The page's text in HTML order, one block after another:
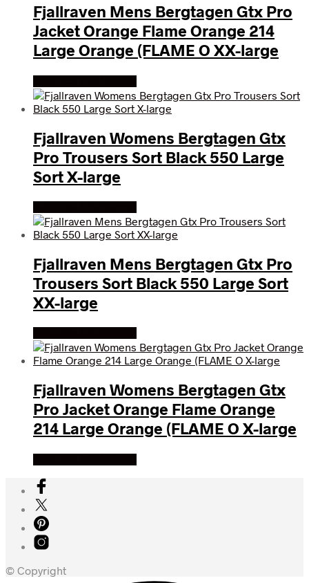
Fjallraven Mens Bergtagen Gtx Pro
Jacket Orange Flame Orange 214
Large Orange (FLAME O XX-large
Fjallraven Womens Bergtagen Gtx
Pro Trousers Sort Black 550 Large
Sort X-large
Fjallraven Mens Bergtagen Gtx Pro
Trousers Sort Black 550 Large Sort
XX-large
Fjallraven Womens Bergtagen Gtx
Pro Jacket Orange Flame Orange
214 Large Orange (FLAME O X-large
© Copyright